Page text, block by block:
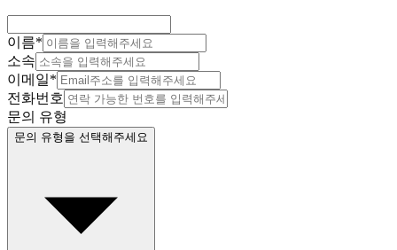
이름*
소속
이메일*
전화번호
문의 유형
문의 유형을 선택해주세요